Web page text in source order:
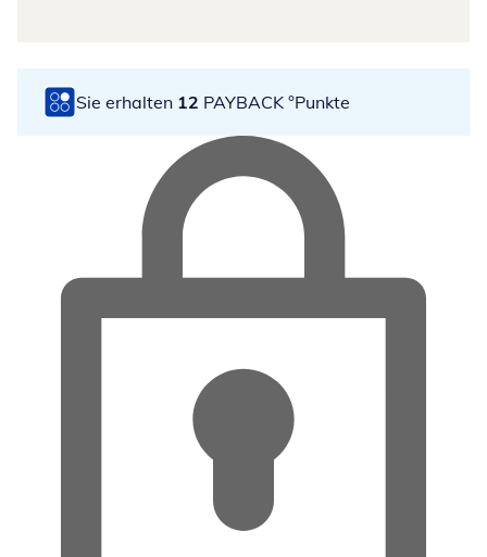
Sie erhalten 12 PAYBACK °Punkte